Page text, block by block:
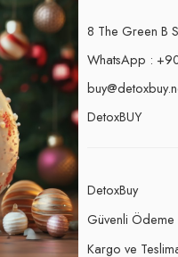
8 The Green B
WhatsApp :
DetoxBUY
DetoxBuy
Güvenli Ödeme
Kargo ve